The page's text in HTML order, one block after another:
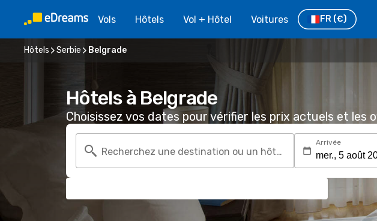
Vols Hôtels Vol + Hôtel Voitures FR (€)
Hôtels Serbie Belgrade
Hôtels à Belgrade
Choisissez vos dates pour vérifier les prix actuels et les
Recherchez une destination ou un hôtel
Arrivée